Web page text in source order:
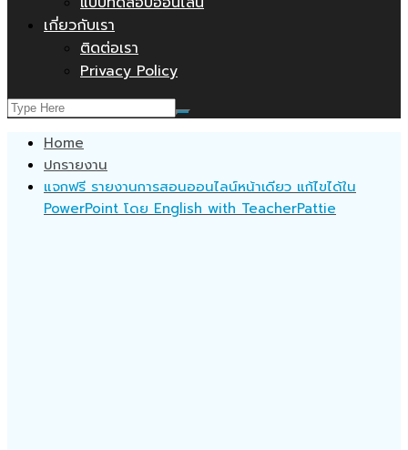
เกี่ยวกับเรา
ติดต่อเรา
Privacy Policy
Home
ปกรายงาน
แจกฟรี รายงานการสอนออนไลน์หน้าเดียว แก้ไขได้ใน
PowerPoint โดย English with TeacherPattie